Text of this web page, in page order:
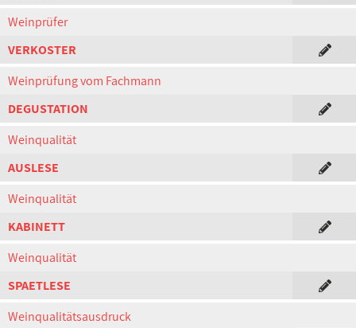
Weinprüfer
VERKOSTER
Weinprüfung vom Fachmann
DEGUSTATION
Weinqualität
AUSLESE
Weinqualität
KABINETT
Weinqualität
SPAETLESE
Weinqualitätsausdruck